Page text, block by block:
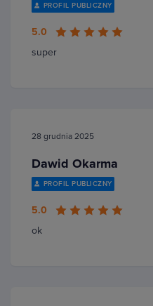
PROFIL PUBLICZNY
5.0
super
28 grudnia 2025
Dawid Okarma
PROFIL PUBLICZNY
5.0
ok